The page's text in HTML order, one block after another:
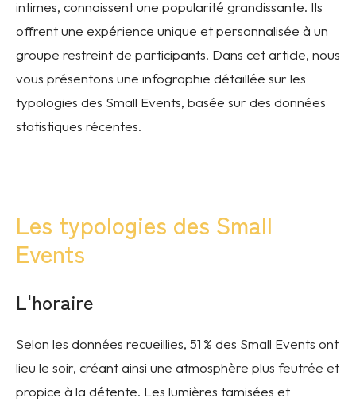
intimes, connaissent une popularité grandissante. Ils
offrent une expérience unique et personnalisée à un
groupe restreint de participants. Dans cet article, nous
vous présentons une infographie détaillée sur les
typologies des Small Events, basée sur des données
statistiques récentes.
Les typologies des Small
Events
L'horaire
Selon les données recueillies, 51 % des Small Events ont
lieu le soir, créant ainsi une atmosphère plus feutrée et
propice à la détente. Les lumières tamisées et